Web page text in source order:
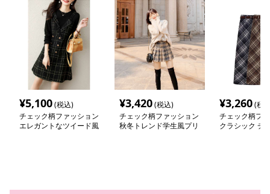
¥5,100(税込)
チェック柄ファッション
エレガントなツイード風
¥3,420(税込)
チェック柄ファッション
秋冬トレンド学生風プリ
¥3,260(税
チェック柄フ
クラシック チ